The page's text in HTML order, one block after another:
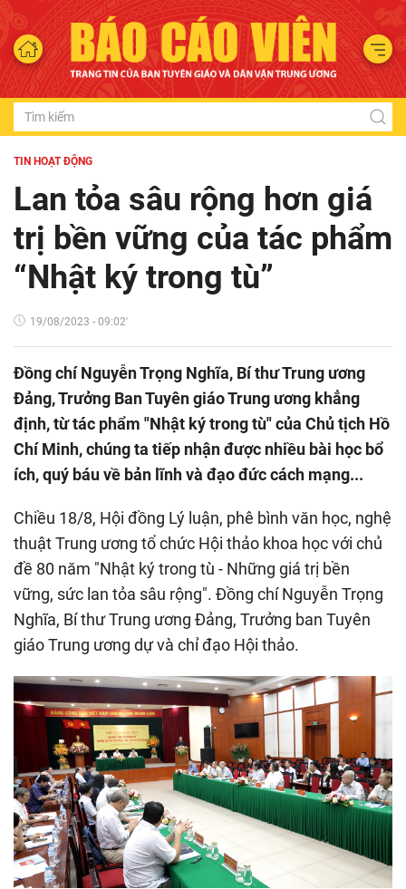
TIN HOẠT ĐỘNG
Lan tỏa sâu rộng hơn giá
trị bền vững của tác phẩm
“Nhật ký trong tù”
19/08/2023 - 09:02'
Đồng chí Nguyễn Trọng Nghĩa, Bí thư Trung ương
Đảng, Trưởng Ban Tuyên giáo Trung ương khẳng
định, từ tác phẩm "Nhật ký trong tù" của Chủ tịch Hồ
Chí Minh, chúng ta tiếp nhận được nhiều bài học bổ
ích, quý báu về bản lĩnh và đạo đức cách mạng...
Chiều 18/8, Hội đồng Lý luận, phê bình văn học, nghệ
thuật Trung ương tổ chức Hội thảo khoa học với chủ
đề 80 năm "Nhật ký trong tù - Những giá trị bền
vững, sức lan tỏa sâu rộng". Đồng chí Nguyễn Trọng
Nghĩa, Bí thư Trung ương Đảng, Trưởng ban Tuyên
giáo Trung ương dự và chỉ đạo Hội thảo.